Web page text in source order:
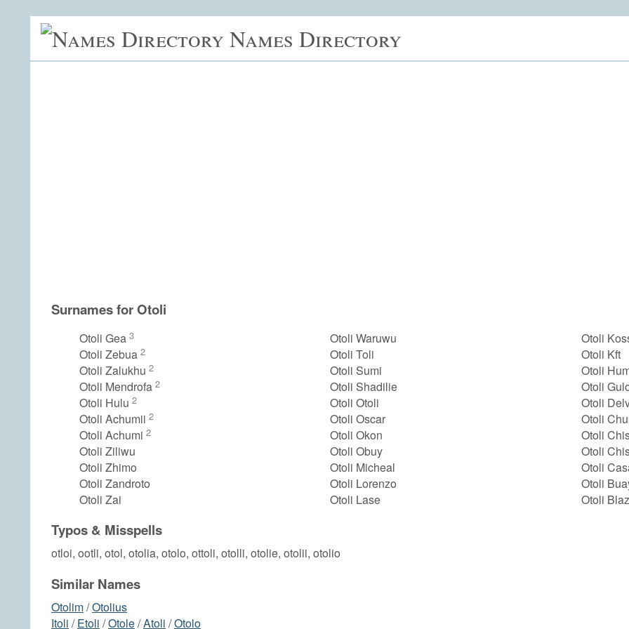
Names Directory
Surnames for Otoli
Otoli Gea 3
Otoli Zebua 2
Otoli Zalukhu 2
Otoli Mendrofa 2
Otoli Hulu 2
Otoli Achumii 2
Otoli Achumi 2
Otoli Ziliwu
Otoli Zhimo
Otoli Zandroto
Otoli Zai
Otoli Waruwu
Otoli Toli
Otoli Sumi
Otoli Shadilie
Otoli Otoli
Otoli Oscar
Otoli Okon
Otoli Obuy
Otoli Micheal
Otoli Lorenzo
Otoli Lase
Otoli
Otoli Kft
Otoli
Otoli
Otoli
Otoli
Otoli
Otoli
Otoli
Otoli
Otoli
Typos & Misspells
otloi, ootli, otol, otolia, otolo, ottoli, otolli, otolie, otolii, otolio
Similar Names
Otolim/Otolius
Itoli /Etoli /Otole/Atoli /Otolo